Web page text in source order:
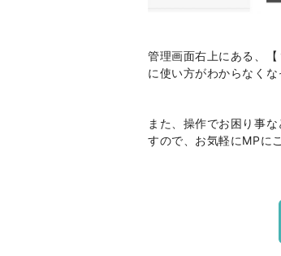
管理画面右上にある、
に使い方がわからなく
また、操作でお困り事
すので、お気軽にMPに